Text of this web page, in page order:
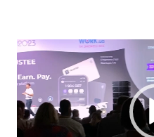
Відеопрогравач